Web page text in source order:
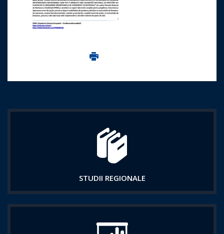
Imprima aceasta pagina
STUDII REGIONALE